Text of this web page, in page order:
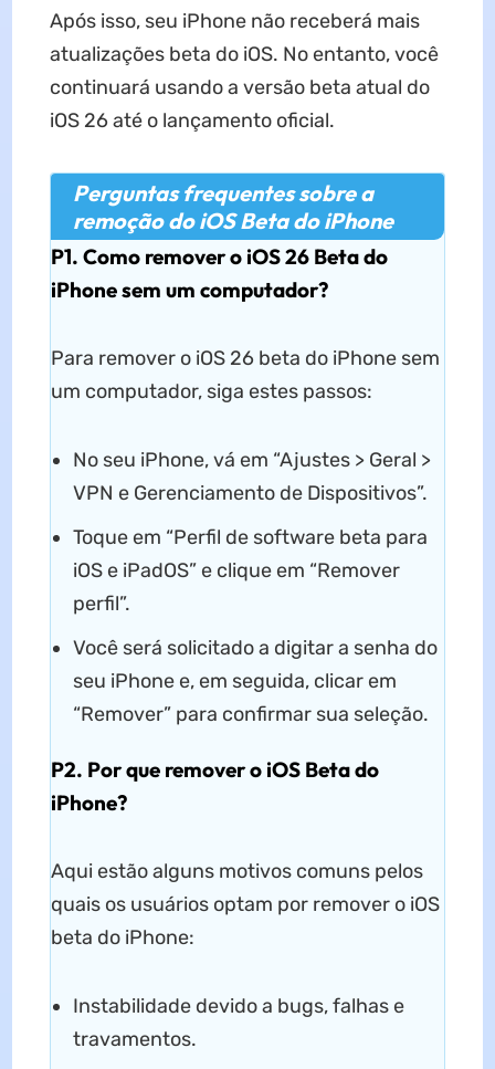
Após isso, seu iPhone não receberá mais
atualizações beta do iOS. No entanto, você
continuará usando a versão beta atual do
iOS 26 até o lançamento oficial.
Perguntas frequentes sobre a
remoção do iOS Beta do iPhone
P1. Como remover o iOS 26 Beta do
iPhone sem um computador?
Para remover o iOS 26 beta do iPhone sem
um computador, siga estes passos:
No seu iPhone, vá em “Ajustes > Geral >
VPN e Gerenciamento de Dispositivos”.
Toque em “Perfil de software beta para
iOS e iPadOS” e clique em “Remover
perfil”.
Você será solicitado a digitar a senha do
seu iPhone e, em seguida, clicar em
“Remover” para confirmar sua seleção.
P2. Por que remover o iOS Beta do
iPhone?
Aqui estão alguns motivos comuns pelos
quais os usuários optam por remover o iOS
beta do iPhone:
Instabilidade devido a bugs, falhas e
travamentos.